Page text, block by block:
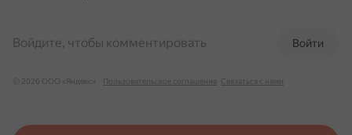
Войти
Войдите, чтобы комментировать
© 2026 ООО «Яндекс» Пользовательское соглашение Связаться с нами